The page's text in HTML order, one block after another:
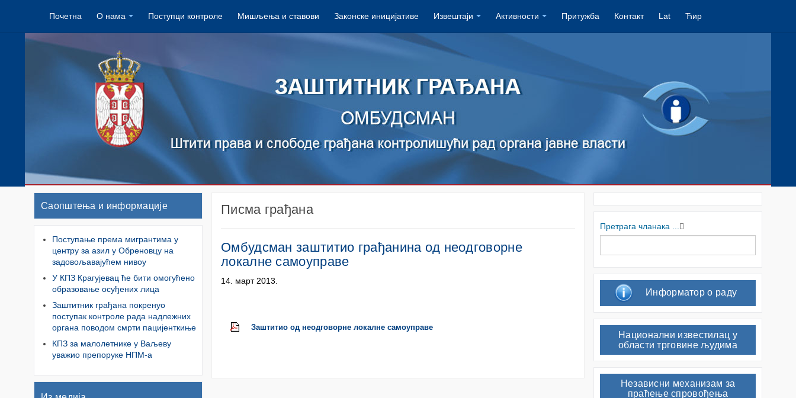
Почетна О нама Поступци контроле Мишљења и ставови Законске иницијативе Извештаји Активности Притужба Контакт Lat Ћир
Писма грађана
Омбудсман заштитио грађанина од неодговорне
локалне самоуправе
14. март 2013.
Заштитио од неодговорне локалне самоуправе
Саопштења и информације
Поступање према мигрантима у
центру за азил у Обреновцу на
задовољавајућем нивоу
У КПЗ Крагујевац ће бити омогућено
образовање осуђених лица
Заштитник грађана покренуо
поступак контроле рада надлежних
органа поводом смрти пацијенткиње
КПЗ за малолетнике у Ваљеву
уважио препоруке НПМ-а
Претрага чланака ...
Информатор о раду
Национални известилац у
области трговине људима
Независни механизам за
праћење спровођења